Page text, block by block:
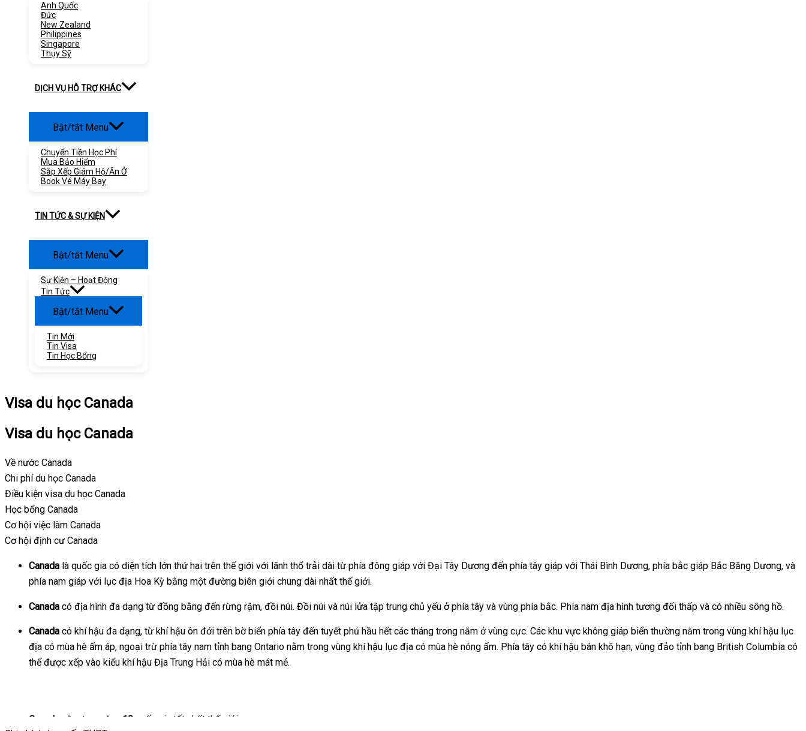
Anh Quốc
Đức
New Zealand
Philippines
Singapore
Thụy Sỹ
DỊCH VỤ HỖ TRỢ KHÁC
Bật/tắt Menu
Chuyển Tiền Học Phí
Mua Bảo Hiểm
Sắp Xếp Giám Hộ/ăn Ở
Book Vé Máy Bay
TIN TỨC & SỰ KIỆN
Bật/tắt Menu
Sự Kiện – Hoạt Động
Tin Tức
Bật/tắt Menu
Tin Mới
Tin Visa
Tin Học Bổng
Visa du học Canada
Visa du học Canada
Về nước Canada
Chi phí du học Canada
Điều kiện visa du học Canada
Học bổng Canada
Cơ hội việc làm Canada
Cơ hội định cư Canada
Canada là quốc gia có diện tích lớn thứ hai trên thế giới với lãnh thổ trải dài từ phía đông giáp với Đại Tây Dương đến phía tây giáp với Thái Bình Dương, phía bắc giáp Bắc Băng Dương, và
phía nam giáp với lục địa Hoa Kỳ bằng một đường biên giới chung dài nhất thế giới.
Canada có địa hình đa dạng từ đồng bằng đến rừng rậm, đồi núi. Đồi núi và núi lửa tập trung chủ yếu ở phía tây và vùng phía bắc. Phía nam địa hình tương đối thấp và có nhiều sông hồ.
Canada có khí hậu đa dạng, từ khí hậu ôn đới trên bờ biển phía tây đến tuyết phủ hầu hết các tháng trong năm ở vùng cực. Các khu vực không giáp biển thường nằm trong vùng khí hậu lục
địa có mùa hè ấm áp, ngoại trừ phía tây nam tỉnh bang Ontario nằm trong vùng khí hậu lục địa có mùa hè nóng ẩm. Phía tây có khí hậu bán khô hạn, vùng đảo tỉnh bang British Columbia có
thể được xếp vào kiểu khí hậu Địa Trung Hải có mùa hè mát mẻ.
Canada nằm trong top 10 quốc gia tốt nhất thế giới